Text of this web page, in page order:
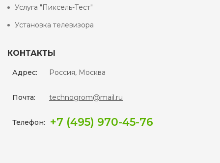
Услуга "Пиксель-Тест"
Установка телевизора
КОНТАКТЫ
Адрес: Россия, Москва
Почта: technogrom@mail.ru
Телефон: +7 (495) 970-45-76